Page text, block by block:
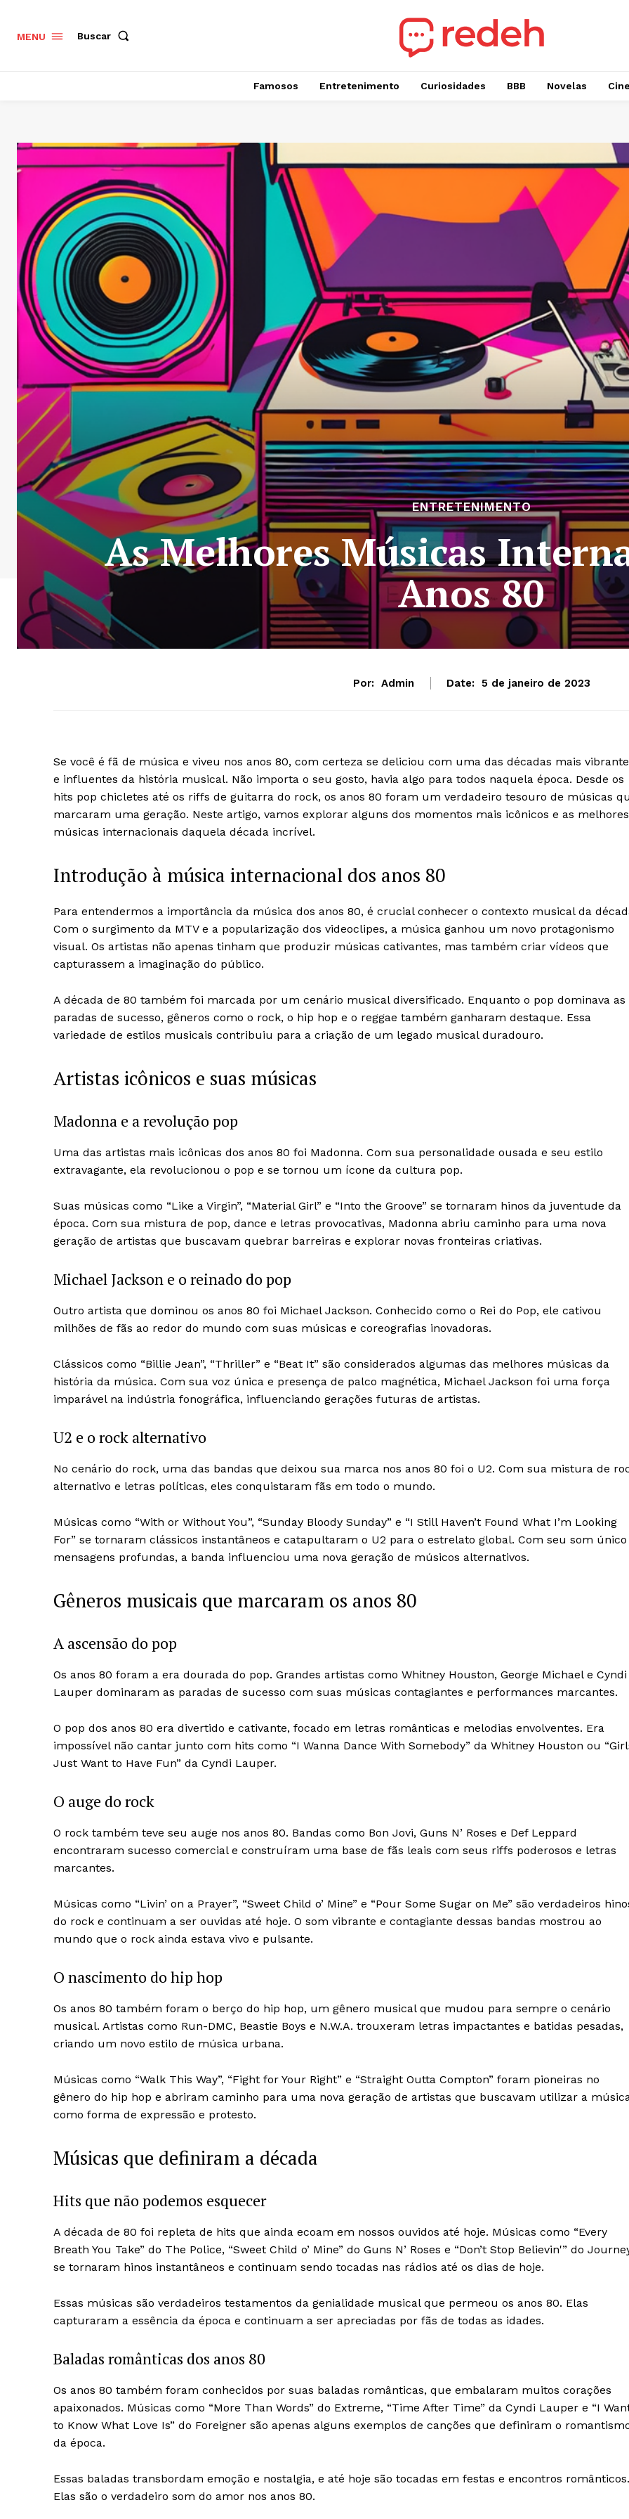
MENU Buscar
Famosos Entretenimento Curiosidades BBB Novelas
ENTRETENIMENTO
As Melhores Músicas
Anos 80
Por: Admin Date: 5 de janeiro de 2023
Se você é fã de música e viveu nos anos 80, com certeza se deliciou com uma das décadas mais
e influentes da história musical. Não importa o seu gosto, havia algo para todos naquela época. Desde os
hits pop chicletes até os riffs de guitarra do rock, os anos 80 foram um verdadeiro tesouro de músicas
marcaram uma geração. Neste artigo, vamos explorar alguns dos momentos mais icônicos e as melhores
músicas internacionais daquela década incrível.
Introdução à música internacional dos anos 80
Para entendermos a importância da música dos anos 80, é crucial conhecer o contexto musical da
Com o surgimento da MTV e a popularização dos videoclipes, a música ganhou um novo protagonismo
visual. Os artistas não apenas tinham que produzir músicas cativantes, mas também criar vídeos que
capturassem a imaginação do público.
A década de 80 também foi marcada por um cenário musical diversificado. Enquanto o pop dominava as
paradas de sucesso, gêneros como o rock, o hip hop e o reggae também ganharam destaque. Essa
variedade de estilos musicais contribuiu para a criação de um legado musical duradouro.
Artistas icônicos e suas músicas
Madonna e a revolução pop
Uma das artistas mais icônicas dos anos 80 foi Madonna. Com sua personalidade ousada e seu estilo
extravagante, ela revolucionou o pop e se tornou um ícone da cultura pop.
Suas músicas como “Like a Virgin”, “Material Girl” e “Into the Groove” se tornaram hinos da juventude da
época. Com sua mistura de pop, dance e letras provocativas, Madonna abriu caminho para uma nova
geração de artistas que buscavam quebrar barreiras e explorar novas fronteiras criativas.
Michael Jackson e o reinado do pop
Outro artista que dominou os anos 80 foi Michael Jackson. Conhecido como o Rei do Pop, ele cativou
milhões de fãs ao redor do mundo com suas músicas e coreografias inovadoras.
Clássicos como “Billie Jean”, “Thriller” e “Beat It” são considerados algumas das melhores músicas da
história da música. Com sua voz única e presença de palco magnética, Michael Jackson foi uma força
imparável na indústria fonográfica, influenciando gerações futuras de artistas.
U2 e o rock alternativo
No cenário do rock, uma das bandas que deixou sua marca nos anos 80 foi o U2. Com sua mistura de
alternativo e letras políticas, eles conquistaram fãs em todo o mundo.
Músicas como “With or Without You”, “Sunday Bloody Sunday” e “I Still Haven’t Found What I’m Looking
For” se tornaram clássicos instantâneos e catapultaram o U2 para o estrelato global. Com seu som único
mensagens profundas, a banda influenciou uma nova geração de músicos alternativos.
Gêneros musicais que marcaram os anos 80
A ascensão do pop
Os anos 80 foram a era dourada do pop. Grandes artistas como Whitney Houston, George Michael e Cyndi
Lauper dominaram as paradas de sucesso com suas músicas contagiantes e performances marcantes.
O pop dos anos 80 era divertido e cativante, focado em letras românticas e melodias envolventes. Era
impossível não cantar junto com hits como “I Wanna Dance With Somebody” da Whitney Houston ou
Just Want to Have Fun” da Cyndi Lauper.
O auge do rock
O rock também teve seu auge nos anos 80. Bandas como Bon Jovi, Guns N’ Roses e Def Leppard
encontraram sucesso comercial e construíram uma base de fãs leais com seus riffs poderosos e letras
marcantes.
Músicas como “Livin’ on a Prayer”, “Sweet Child o’ Mine” e “Pour Some Sugar on Me” são verdadeiros
do rock e continuam a ser ouvidas até hoje. O som vibrante e contagiante dessas bandas mostrou ao
mundo que o rock ainda estava vivo e pulsante.
O nascimento do hip hop
Os anos 80 também foram o berço do hip hop, um gênero musical que mudou para sempre o cenário
musical. Artistas como Run-DMC, Beastie Boys e N.W.A. trouxeram letras impactantes e batidas pesadas,
criando um novo estilo de música urbana.
Músicas como “Walk This Way”, “Fight for Your Right” e “Straight Outta Compton” foram pioneiras no
gênero do hip hop e abriram caminho para uma nova geração de artistas que buscavam utilizar a
como forma de expressão e protesto.
Músicas que definiram a década
Hits que não podemos esquecer
A década de 80 foi repleta de hits que ainda ecoam em nossos ouvidos até hoje. Músicas como “Every
Breath You Take” do The Police, “Sweet Child o’ Mine” do Guns N’ Roses e “Don’t Stop Believin'” do
se tornaram hinos instantâneos e continuam sendo tocadas nas rádios até os dias de hoje.
Essas músicas são verdadeiros testamentos da genialidade musical que permeou os anos 80. Elas
capturaram a essência da época e continuam a ser apreciadas por fãs de todas as idades.
Baladas românticas dos anos 80
Os anos 80 também foram conhecidos por suas baladas românticas, que embalaram muitos corações
apaixonados. Músicas como “More Than Words” do Extreme, “Time After Time” da Cyndi Lauper e “I
to Know What Love Is” do Foreigner são apenas alguns exemplos de canções que definiram o
da época.
Essas baladas transbordam emoção e nostalgia, e até hoje são tocadas em festas e encontros românticos.
Elas são o verdadeiro som do amor nos anos 80.